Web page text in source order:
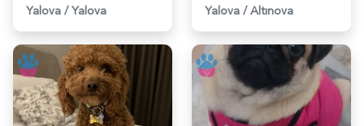
Yalova / Yalova
Yalova / Altınova